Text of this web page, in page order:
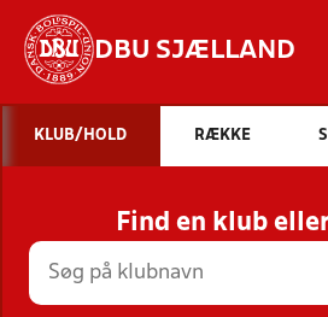
DBU SJÆLLAND
STILLINGER,
HOLD
KLUB/HOLD RÆKKE
Find en klub